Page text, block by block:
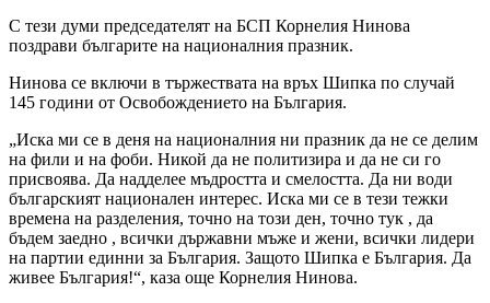
С тези думи председателят на БСП Корнелия Нинова
поздрави българите на националния празник.
Нинова се включи в тържествата на връх Шипка по случай
145 години от Освобождението на България.
„Иска ми се в деня на националния ни празник да не се делим
на фили и на фоби. Никой да не политизира и да не си го
присвоява. Да надделее мъдростта и смелостта. Да ни води
българският национален интерес. Иска ми се в тези тежки
времена на разделения, точно на този ден, точно тук , да
бъдем заедно , всички държавни мъже и жени, всички лидери
на партии единни за България. Защото Шипка е България. Да
живее България!“, каза още Корнелия Нинова.